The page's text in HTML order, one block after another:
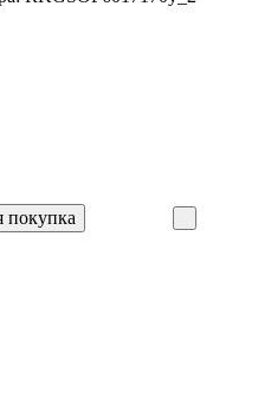
покупка